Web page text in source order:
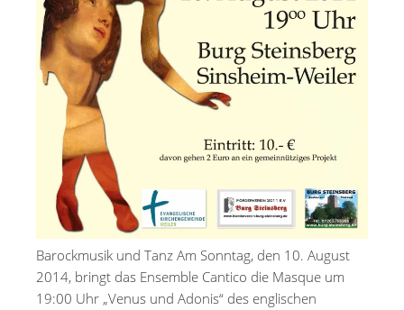
Barockmusik und Tanz Am Sonntag, den 10. August
2014, bringt das Ensemble Cantico die Masque um
19:00 Uhr „Venus und Adonis“ des englischen